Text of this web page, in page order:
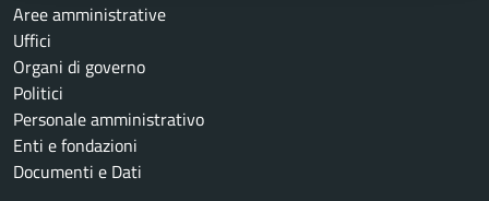
Aree amministrative
Uffici
Organi di governo
Politici
Personale amministrativo
Enti e fondazioni
Documenti e Dati